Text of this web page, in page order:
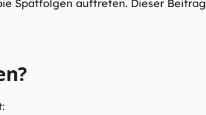
Spätfolgen auftreten. Dieser Beitrag